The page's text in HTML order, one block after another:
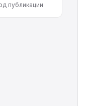
публикации